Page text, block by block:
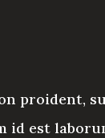
proident,
id est